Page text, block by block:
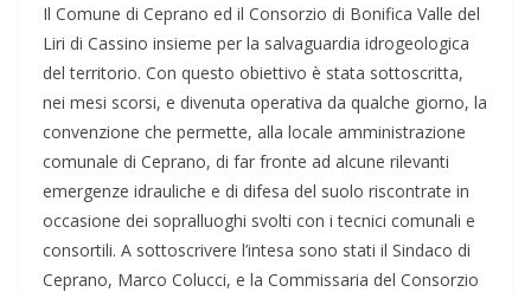
Il Comune di Ceprano ed il Consorzio di Bonifica Valle del
Liri di Cassino insieme per la salvaguardia idrogeologica
del territorio. Con questo obiettivo è stata sottoscritta,
nei mesi scorsi, e divenuta operativa da qualche giorno, la
convenzione che permette, alla locale amministrazione
comunale di Ceprano, di far fronte ad alcune rilevanti
emergenze idrauliche e di difesa del suolo riscontrate in
occasione dei sopralluoghi svolti con i tecnici comunali e
consortili. A sottoscrivere l’intesa sono stati il Sindaco di
Ceprano, Marco Colucci, e la Commissaria del Consorzio